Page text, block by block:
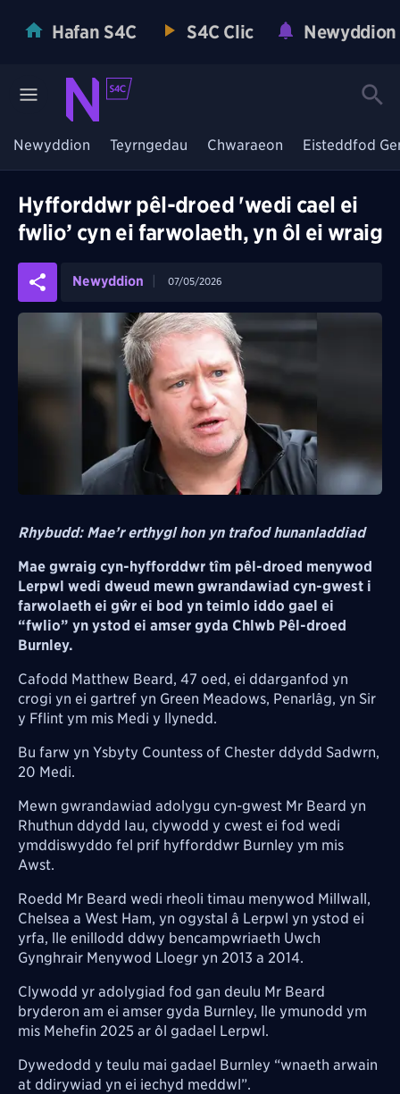
Hafan S4C S4C Clic Newyddion
Newyddion Teyrngedau Chwaraeon Eisteddfod
Hyfforddwr pêl-droed 'wedi cael ei
fwlio’ cyn ei farwolaeth, yn ôl ei wraig
Newyddion 07/05/2026
Rhybudd: Mae’r erthygl hon yn trafod hunanladdiad
Mae gwraig cyn-hyfforddwr tîm pêl-droed menywod
Lerpwl wedi dweud mewn gwrandawiad cyn-gwest i
farwolaeth ei gŵr ei bod yn teimlo iddo gael ei
“fwlio” yn ystod ei amser gyda Chlwb Pêl-droed
Burnley.
Cafodd Matthew Beard, 47 oed, ei ddarganfod yn
crogi yn ei gartref yn Green Meadows, Penarlâg, yn Sir
y Fflint ym mis Medi y llynedd.
Bu farw yn Ysbyty Countess of Chester ddydd Sadwrn,
20 Medi.
Mewn gwrandawiad adolygu cyn-gwest Mr Beard yn
Rhuthun ddydd Iau, clywodd y cwest ei fod wedi
ymddiswyddo fel prif hyfforddwr Burnley ym mis
Awst.
Roedd Mr Beard wedi rheoli timau menywod Millwall,
Chelsea a West Ham, yn ogystal â Lerpwl yn ystod ei
yrfa, lle enillodd ddwy bencampwriaeth Uwch
Gynghrair Menywod Lloegr yn 2013 a 2014.
Clywodd yr adolygiad fod gan deulu Mr Beard
bryderon am ei amser gyda Burnley, lle ymunodd ym
mis Mehefin 2025 ar ôl gadael Lerpwl.
Dywedodd y teulu mai gadael Burnley “wnaeth arwain
at ddirywiad yn ei iechyd meddwl”.